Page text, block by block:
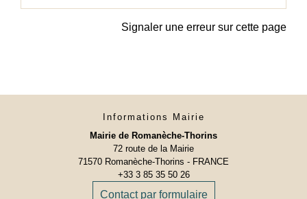
Signaler une erreur sur cette page
Informations Mairie
Mairie de Romanèche-Thorins
72 route de la Mairie
71570 Romanèche-Thorins - FRANCE
+33 3 85 35 50 26
Contact par formulaire